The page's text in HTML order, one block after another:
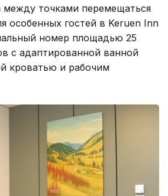
точками перемещаться
особенных гостей в Keruen Inn
номер площадью 25
с адаптированной ванной
кроватью и рабочим